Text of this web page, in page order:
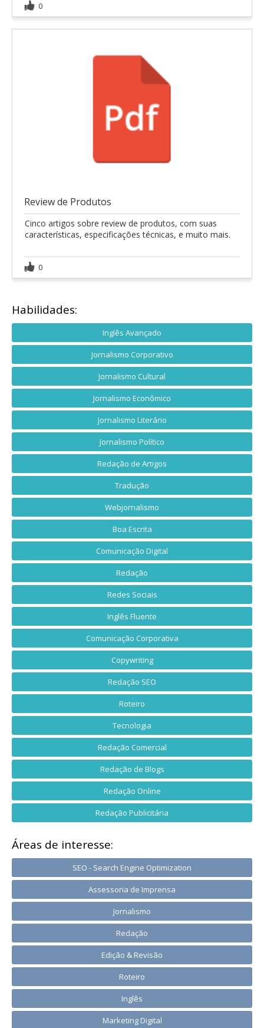
0
Review de Produtos
Cinco artigos sobre review de produtos, com suas
características, especificações técnicas, e muito mais.
0
Habilidades:
Inglês Avançado
Jornalismo Corporativo
Jornalismo Cultural
Jornalismo Econômico
Jornalismo Literário
Jornalismo Político
Redação de Artigos
Tradução
Webjornalismo
Boa Escrita
Comunicação Digital
Redação
Redes Sociais
Inglês Fluente
Comunicação Corporativa
Copywriting
Redação SEO
Roteiro
Tecnologia
Redação Comercial
Redação de Blogs
Redação Online
Redação Publicitária
Áreas de interesse:
SEO - Search Engine Optimization
Assessoria de Imprensa
Jornalismo
Redação
Edição & Revisão
Roteiro
Inglês
Marketing Digital